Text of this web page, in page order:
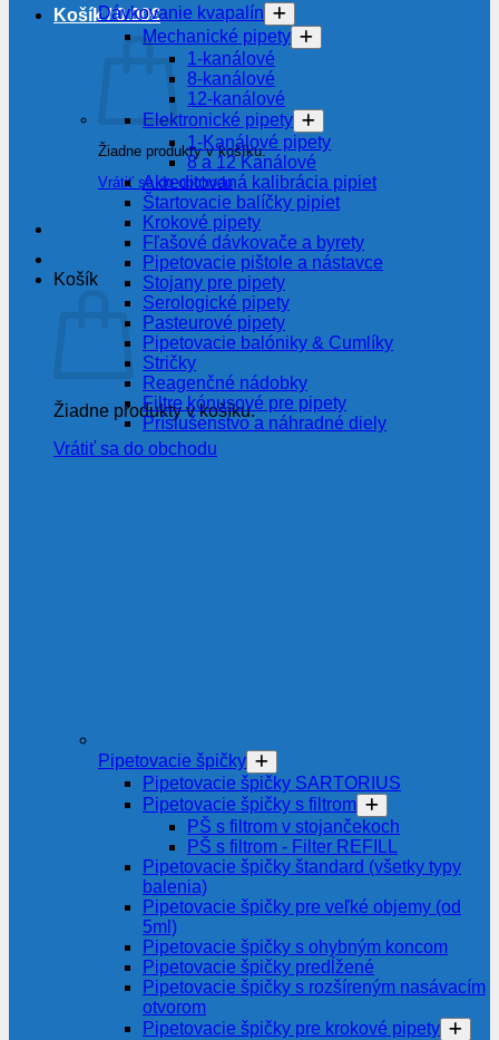
Košík /0.00€
Žiadne produkty v košíku.
Vrátiť sa do obchodu
Košík
Žiadne produkty v košíku.
Vrátiť sa do obchodu
Dávkovanie kvapalín
Mechanické pipety
1-kanálové
8-kanálové
12-kanálové
Elektronické pipety
1-Kanálové pipety
8 a 12 Kanálové
Akreditovaná kalibrácia pipiet
Štartovacie balíčky pipiet
Krokové pipety
Fľašové dávkovače a byrety
Pipetovacie pištole a nástavce
Stojany pre pipety
Serologické pipety
Pasteurové pipety
Pipetovacie balóniky & Cumlíky
Stričky
Reagenčné nádobky
Filtre kónusové pre pipety
Príslušenstvo a náhradné diely
Pipetovacie špičky
Pipetovacie špičky SARTORIUS
Pipetovacie špičky s filtrom
PŠ s filtrom v stojančekoch
PŠ s filtrom - Filter REFILL
Pipetovacie špičky štandard (všetky typy
balenia)
Pipetovacie špičky pre veľké objemy (od
5ml)
Pipetovacie špičky s ohybným koncom
Pipetovacie špičky predĺžené
Pipetovacie špičky s rozšíreným nasávacím
otvorom
Pipetovacie špičky pre krokové pipety